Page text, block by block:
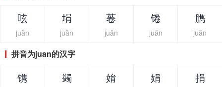
呟
juǎn
埍
juǎn
菤
juǎn
锩
juǎn
臇
juǎn
拼音为juan的汉字
镌 蠲 姢 娟 捐